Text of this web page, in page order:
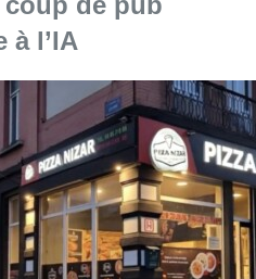
"Pizza Nizar: un coup de
visiteurs au
à la météo